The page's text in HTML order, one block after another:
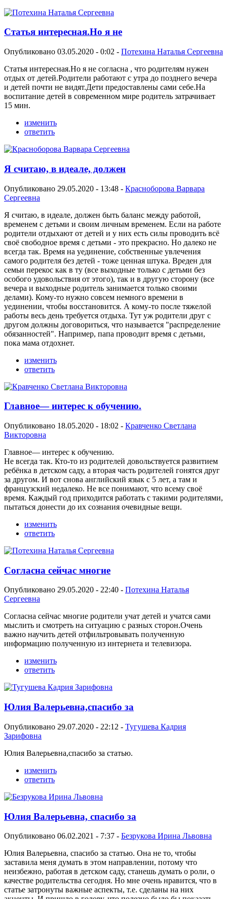
Статья интересная.Но я не
Опубликовано 03.05.2020 - 0:02 - Потехина Наталья Сергеевна
Статья интересная.Но я не согласна , что родителям нужен
отдых от детей.Родители работают с утра до позднего вечера
и детей почти не видят.Дети предоставлены сами себе.На
воспитание детей в современном мире родитель затрачивает
15 мин.
изменить
ответить
Я считаю, в идеале, должен
Опубликовано 29.05.2020 - 13:48 - Красноборова Варвара
Сергеевна
Я считаю, в идеале, должен быть баланс между работой,
временем с детьми и своим личным временем. Если на работе
родители отдыхают от детей и у них есть силы проводить всё
своё свободное время с детьми - это прекрасно. Но далеко не
всегда так. Время на уединение, собственные увлечения
самого родителя без детей - тоже ценная штука. Вреден для
семьи перекос как в ту (все выходные только с детьми без
особого удовольствия от этого), так и в другую сторону (все
вечера и выходные родитель занимается только своими
делами). Кому-то нужно совсем немного времени в
уединении, чтобы восстановится. А кому-то после тяжелой
работы весь день требуется отдыха. Тут уж родители друг с
другом должны договориться, что называется "распределение
обязанностей". Например, папа проводит время с детьми,
пока мама отдохнет.
изменить
ответить
Главное— интерес к обучению.
Опубликовано 18.05.2020 - 18:02 - Кравченко Светлана
Викторовна
Главное— интерес к обучению.
Не всегда так. Кто-то из родителей довольствуется развитием
ребёнка в детском саду, а вторая часть родителей гонятся друг
за другом. И вот снова английский язык с 5 лет, а там и
французский недалеко. Не все понимают, что всему своё
время. Каждый год приходится работать с такими родителями,
пытаться донести до их сознания очевидные вещи.
изменить
ответить
Согласна сейчас многие
Опубликовано 29.05.2020 - 22:40 - Потехина Наталья
Сергеевна
Согласна сейчас многие родители учат детей и учатся сами
мыслить и смотреть на ситуацию с разных сторон.Очень
важно научить детей отфильтровывать полученную
информацию полученную из интернета и телевизора.
изменить
ответить
Юлия Валерьевна,спасибо за
Опубликовано 29.07.2020 - 22:12 - Тугушева Кадрия
Зарифовна
Юлия Валерьевна,спасибо за статью.
изменить
ответить
Юлия Валерьевна, спасибо за
Опубликовано 06.02.2021 - 7:37 - Безрукова Ирина Львовна
Юлия Валерьевна, спасибо за статью. Она не то, чтобы
заставила меня думать в этом направлении, потому что
неизбежно, работая в детском саду, станешь думать о роли, о
качестве родительства сегодня. Но мне очень нравится, что в
статье затронуты важные аспекты, т.е. сделаны на них